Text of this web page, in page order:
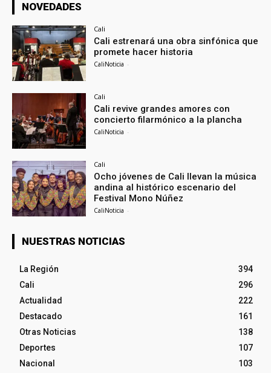
NOVEDADES
Cali
Cali estrenará una obra sinfónica que
promete hacer historia
CaliNoticia -
Cali
Cali revive grandes amores con
concierto filarmónico a la plancha
CaliNoticia -
Cali
Ocho jóvenes de Cali llevan la música
andina al histórico escenario del
Festival Mono Núñez
CaliNoticia -
NUESTRAS NOTICIAS
La Región
394
Cali
296
Actualidad
222
Destacado
161
Otras Noticias
138
Deportes
107
Nacional
103